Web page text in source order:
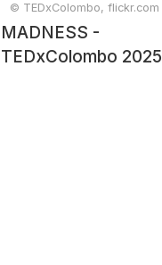
© TEDxColombo, flickr.com
MADNESS -
TEDxColombo 2025